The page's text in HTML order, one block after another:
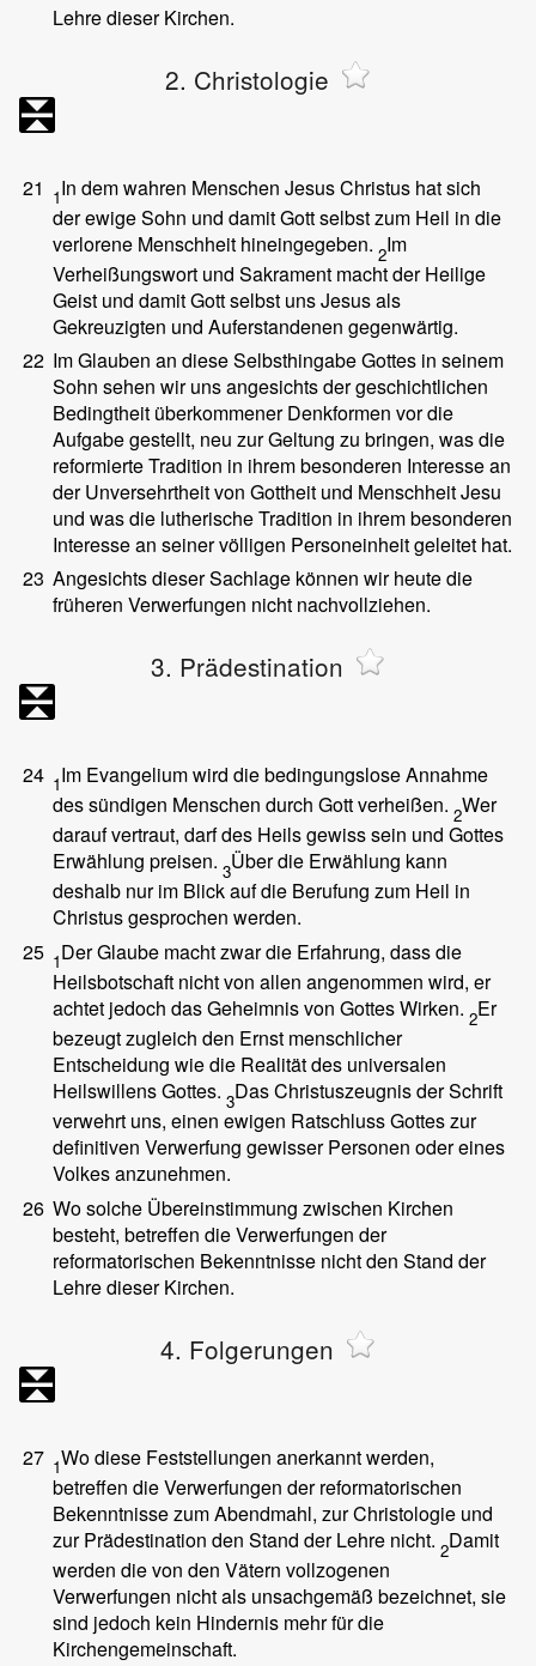
Lehre dieser Kirchen.
2. Christologie
21 1In dem wahren Menschen Jesus Christus hat sich
der ewige Sohn und damit Gott selbst zum Heil in die
verlorene Menschheit hineingegeben. 2Im
Verheißungswort und Sakrament macht der Heilige
Geist und damit Gott selbst uns Jesus als
Gekreuzigten und Auferstandenen gegenwärtig.
22 Im Glauben an diese Selbsthingabe Gottes in seinem
Sohn sehen wir uns angesichts der geschichtlichen
Bedingtheit überkommener Denkformen vor die
Aufgabe gestellt, neu zur Geltung zu bringen, was die
reformierte Tradition in ihrem besonderen Interesse an
der Unversehrtheit von Gottheit und Menschheit Jesu
und was die lutherische Tradition in ihrem besonderen
Interesse an seiner völligen Personeinheit geleitet hat.
23 Angesichts dieser Sachlage können wir heute die
früheren Verwerfungen nicht nachvollziehen.
3. Prädestination
24 1Im Evangelium wird die bedingungslose Annahme
des sündigen Menschen durch Gott verheißen. 2Wer
darauf vertraut, darf des Heils gewiss sein und Gottes
Erwählung preisen. 3Über die Erwählung kann
deshalb nur im Blick auf die Berufung zum Heil in
Christus gesprochen werden.
25 1Der Glaube macht zwar die Erfahrung, dass die
Heilsbotschaft nicht von allen angenommen wird, er
achtet jedoch das Geheimnis von Gottes Wirken. 2Er
bezeugt zugleich den Ernst menschlicher
Entscheidung wie die Realität des universalen
Heilswillens Gottes. 3Das Christuszeugnis der Schrift
verwehrt uns, einen ewigen Ratschluss Gottes zur
definitiven Verwerfung gewisser Personen oder eines
Volkes anzunehmen.
26 Wo solche Übereinstimmung zwischen Kirchen
besteht, betreffen die Verwerfungen der
reformatorischen Bekenntnisse nicht den Stand der
Lehre dieser Kirchen.
4. Folgerungen
27 1Wo diese Feststellungen anerkannt werden,
betreffen die Verwerfungen der reformatorischen
Bekenntnisse zum Abendmahl, zur Christologie und
zur Prädestination den Stand der Lehre nicht. 2Damit
werden die von den Vätern vollzogenen
Verwerfungen nicht als unsachgemäß bezeichnet, sie
sind jedoch kein Hindernis mehr für die
Kirchengemeinschaft.